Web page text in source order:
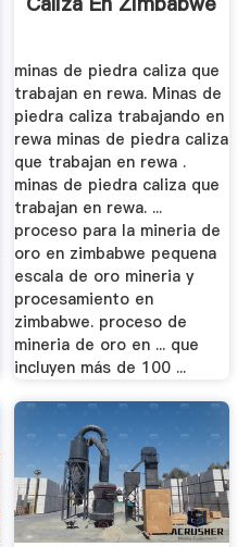
minas de piedra caliza que
trabajan en rewa. Minas de
piedra caliza trabajando en
rewa minas de piedra caliza
que trabajan en rewa .
minas de piedra caliza que
trabajan en rewa. ...
proceso para la mineria de
oro en zimbabwe pequena
escala de oro mineria y
procesamiento en
zimbabwe. proceso de
mineria de oro en ... que
incluyen más de 100 ...